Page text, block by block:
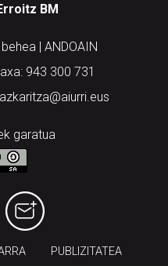
BM
| ANDOAIN
943 300 731
garatua
PUBLIZITATEA